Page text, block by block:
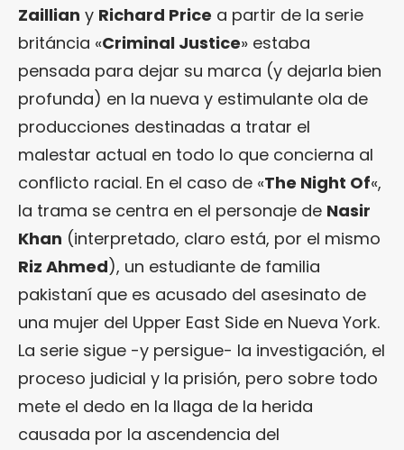
Zaillian y Richard Price a partir de la serie
británcia «Criminal Justice» estaba
pensada para dejar su marca (y dejarla bien
profunda) en la nueva y estimulante ola de
producciones destinadas a tratar el
malestar actual en todo lo que concierna al
conflicto racial. En el caso de «The Night Of«,
la trama se centra en el personaje de Nasir
Khan (interpretado, claro está, por el mismo
Riz Ahmed), un estudiante de familia
pakistaní que es acusado del asesinato de
una mujer del Upper East Side en Nueva York.
La serie sigue -y persigue- la investigación, el
proceso judicial y la prisión, pero sobre todo
mete el dedo en la llaga de la herida
causada por la ascendencia del